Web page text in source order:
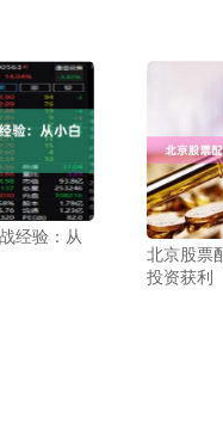
经验：从
北京股票
投资获利